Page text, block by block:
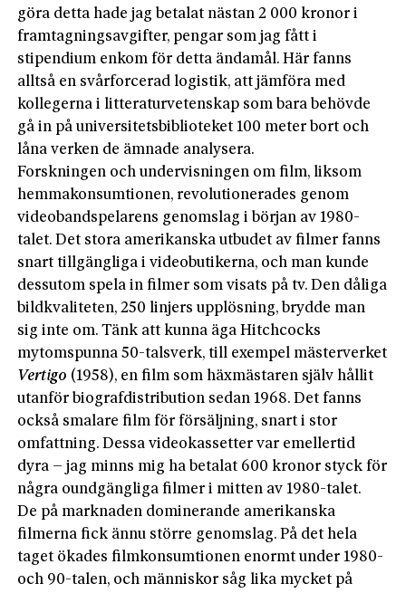
göra detta hade jag betalat nästan 2 000 kronor i
framtagningsavgifter, pengar som jag fått i
stipendium enkom för detta ändamål. Här fanns
alltså en svårforcerad logistik, att jämföra med
kollegerna i litteraturvetenskap som bara behövde
gå in på universitetsbiblioteket 100 meter bort och
låna verken de ämnade analysera.
Forskningen och undervisningen om film, liksom
hemmakonsumtionen, revolutionerades genom
videobandspelarens genomslag i början av 1980-
talet. Det stora amerikanska utbudet av filmer fanns
snart tillgängliga i videobutikerna, och man kunde
dessutom spela in filmer som visats på tv. Den dåliga
bildkvaliteten, 250 linjers upplösning, brydde man
sig inte om. Tänk att kunna äga Hitchcocks
mytomspunna 50-talsverk, till exempel mästerverket
Vertigo (1958), en film som häxmästaren själv hållit
utanför biografdistribution sedan 1968. Det fanns
också smalare film för försäljning, snart i stor
omfattning. Dessa videokassetter var emellertid
dyra – jag minns mig ha betalat 600 kronor styck för
några oundgängliga filmer i mitten av 1980-talet.
De på marknaden dominerande amerikanska
filmerna fick ännu större genomslag. På det hela
taget ökades filmkonsumtionen enormt under 1980-
och 90-talen, och människor såg lika mycket på